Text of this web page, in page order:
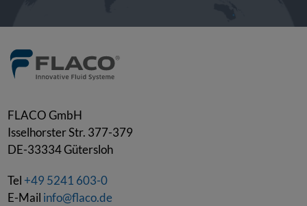
FLACO GmbH
Isselhorster Str. 377-379
DE-33334Gütersloh
Tel +49 5241 603-0
E-Mail info@flaco.de